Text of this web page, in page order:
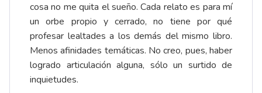
cosa no me quita el sueño. Cada relato es para mí
un orbe propio y cerrado, no tiene por qué
profesar lealtades a los demás del mismo libro.
Menos afinidades temáticas. No creo, pues, haber
logrado articulación alguna, sólo un surtido de
inquietudes.